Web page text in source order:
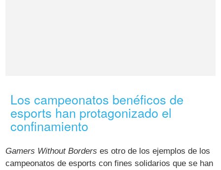
Los campeonatos benéficos de
esports han protagonizado el
confinamiento
Gamers Without Borders es otro de los ejemplos de los
campeonatos de esports con fines solidarios que se han